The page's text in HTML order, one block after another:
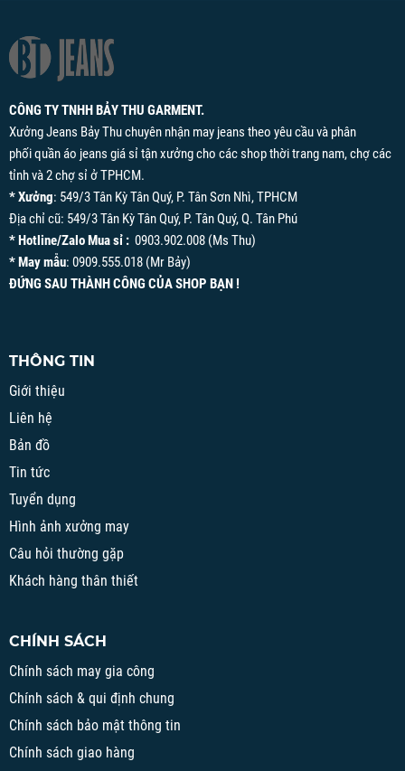
CÔNG TY TNHH BẢY THU GARMENT.
Xưởng Jeans Bảy Thu chuyên nhận may jeans theo yêu cầu và phân
phối quần áo jeans giá sỉ tận xưởng cho các shop thời trang nam, chợ các
tỉnh và 2 chợ sỉ ở TPHCM.
* Xưởng: 549/3 Tân Kỳ Tân Quý, P. Tân Sơn Nhì, TPHCM
Địa chỉ cũ: 549/3 Tân Kỳ Tân Quý, P. Tân Quý, Q. Tân Phú
* Hotline/Zalo Mua sỉ : 0903.902.008 (Ms Thu)
* May mẫu: 0909.555.018 (Mr Bảy)
ĐỨNG SAU THÀNH CÔNG CỦA SHOP BẠN !
THÔNG TIN
Giới thiệu
Liên hệ
Bản đồ
Tin tức
Tuyển dụng
Hình ảnh xưởng may
Câu hỏi thường gặp
Khách hàng thân thiết
CHÍNH SÁCH
Chính sách may gia công
Chính sách & qui định chung
Chính sách bảo mật thông tin
Chính sách giao hàng